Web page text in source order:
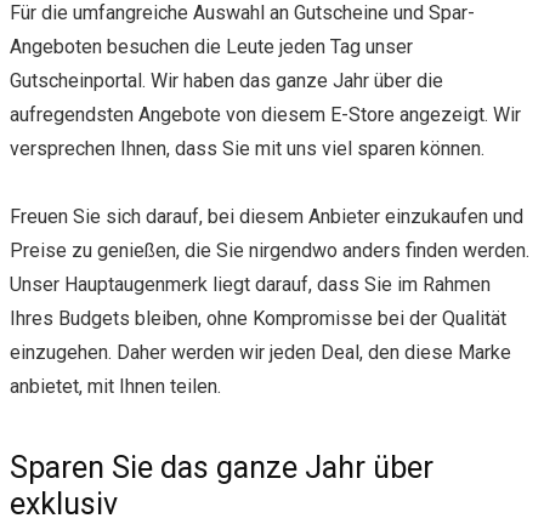
Für die umfangreiche Auswahl an Gutscheine und Spar-
Angeboten besuchen die Leute jeden Tag unser
Gutscheinportal. Wir haben das ganze Jahr über die
aufregendsten Angebote von diesem E-Store angezeigt. Wir
versprechen Ihnen, dass Sie mit uns viel sparen können.
Freuen Sie sich darauf, bei diesem Anbieter einzukaufen und
Preise zu genießen, die Sie nirgendwo anders finden werden.
Unser Hauptaugenmerk liegt darauf, dass Sie im Rahmen
Ihres Budgets bleiben, ohne Kompromisse bei der Qualität
einzugehen. Daher werden wir jeden Deal, den diese Marke
anbietet, mit Ihnen teilen.
Sparen Sie das ganze Jahr über
exklusiv